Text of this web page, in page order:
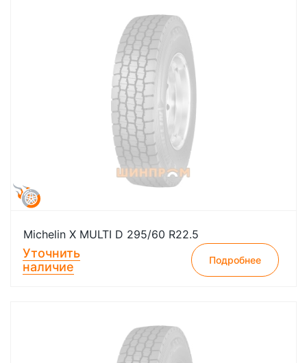
Michelin X MULTI D 295/60 R22.5
Уточнить
наличие
Подробнее